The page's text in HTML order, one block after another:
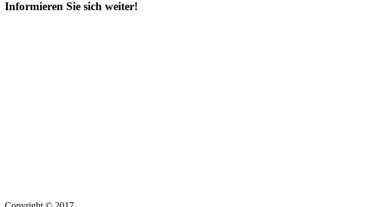
Informieren Sie sich weiter!